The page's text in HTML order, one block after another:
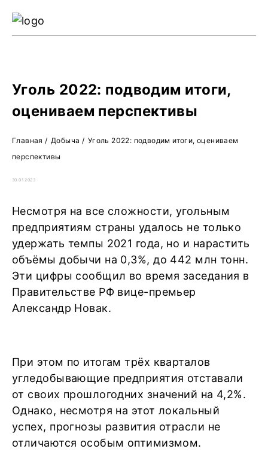
Уголь 2022: подводим итоги,
оцениваем перспективы
Главная / Добыча / Уголь 2022: подводим итоги, оцениваем
перспективы
30.01.2023
Несмотря на все сложности, угольным
предприятиям страны удалось не только
удержать темпы 2021 года, но и нарастить
объёмы добычи на 0,3%, до 442 млн тонн.
Эти цифры сообщил во время заседания в
Правительстве РФ вице-премьер
Александр Новак.
При этом по итогам трёх кварталов
угледобывающие предприятия отставали
от своих прошлогодних значений на 4,2%.
Однако, несмотря на этот локальный
успех, прогнозы развития отрасли не
отличаются особым оптимизмом.